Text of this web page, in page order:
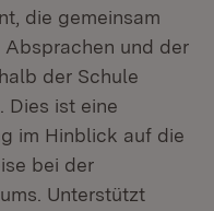
die gemeinsam
und der
der Schule
Dies ist eine
im Hinblick auf die
bei der
Unterstützt